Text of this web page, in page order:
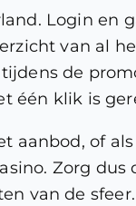
Login en
van al
de
één klik is
aanbod, of
Zorg dus
van de